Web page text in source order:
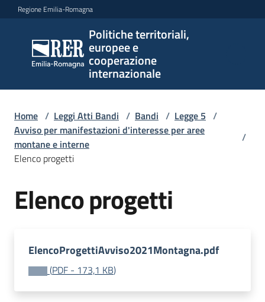
Vai al contenuto
Vai alla navigazione
Vai al footer
Regione Emilia-Romagna
Politiche territoriali,
europee e
cooperazione
internazionale
Politiche
territoriali,
europee e
cooperazione
Argomenti
Novità
Servizi
Leggi
Atti
Home / Leggi Atti Bandi / Bandi / Legge 5 /
Avviso per manifestazioni d'interesse per aree
montane e interne
/
Elenco progetti
Elenco progetti
ElencoProgettiAvviso2021Montagna.pdf
(PDF - 173,1 KB)